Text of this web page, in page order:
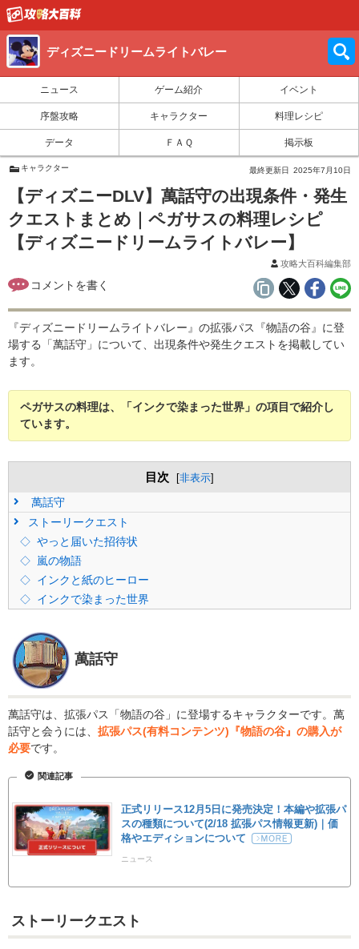
ディズニードリームライトバレー
ニュース ゲーム紹介 イベント
序盤攻略 キャラクター 料理レシピ
データ ＦＡＱ 掲示板
キャラクター 最終更新日 2025年7月10日
【ディズニーDLV】萬話守の出現条件・発生
クエストまとめ｜ペガサスの料理レシピ
【ディズニードリームライトバレー】
攻略大百科編集部
『ディズニードリームライトバレー』の拡張パス『物語の谷』に登
場する「萬話守」について、出現条件や発生クエストを掲載してい
ます。
ペガサスの料理は、「インクで染まった世界」の項目で紹介し
ています。
目次 [非表示]
萬話守
ストーリークエスト
やっと届いた招待状
嵐の物語
インクと紙のヒーロー
インクで染まった世界
萬話守
萬話守は、拡張パス「物語の谷」に登場するキャラクターです。萬
話守と会うには、 拡張パス(有料コンテンツ)『物語の谷』の購入が
必要です。
関連記事
正式リリース12月5日に発売決定！本編や拡張パ
スの種類について(2/18 拡張パス情報更新)｜価
格やエディションについて
ニュース
ストーリークエスト